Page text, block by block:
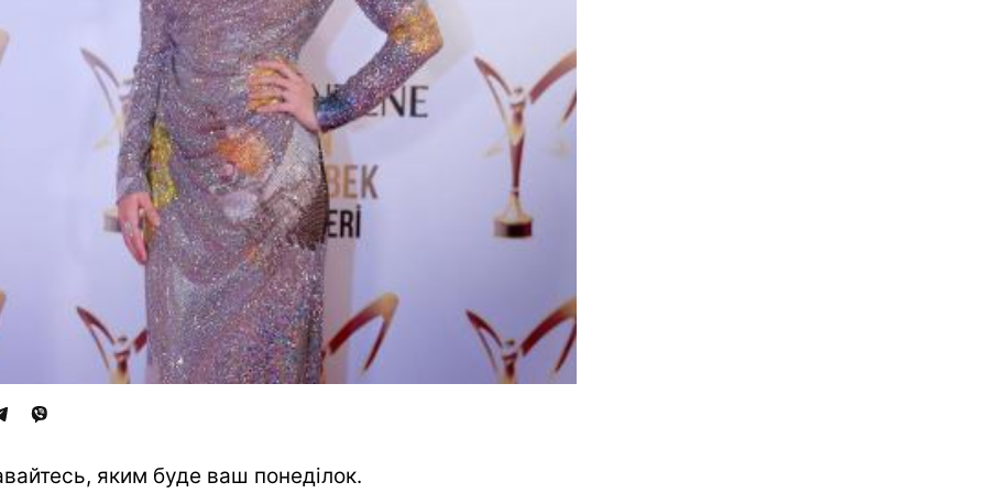
яким буде ваш понеділок.